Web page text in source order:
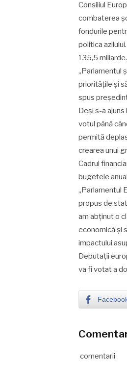
Consiliul
combaterea
fondurile
politica
135,5 miliarde.
„Parlamentul
prioritățile și
spus
Deși s-a ajuns
votul până
permită
crearea unui
Cadrul
bugetele
„Parlamentul
propus de
am abținut o
economică și
impactului
Deputații
va fi votat a
comentarii